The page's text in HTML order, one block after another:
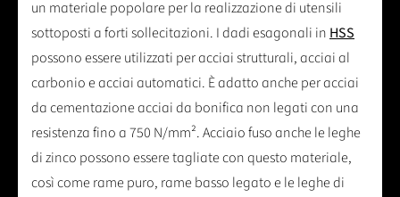
un materiale popolare per la realizzazione di utensili
sottoposti a forti sollecitazioni. I dadi esagonali in HSS
possono essere utilizzati per acciai strutturali, acciai al
carbonio e acciai automatici. È adatto anche per acciai
da cementazione acciai da bonifica non legati con una
resistenza fino a 750 N/mm². Acciaio fuso anche le leghe
di zinco possono essere tagliate con questo materiale,
così come rame puro, rame basso legato e le leghe di